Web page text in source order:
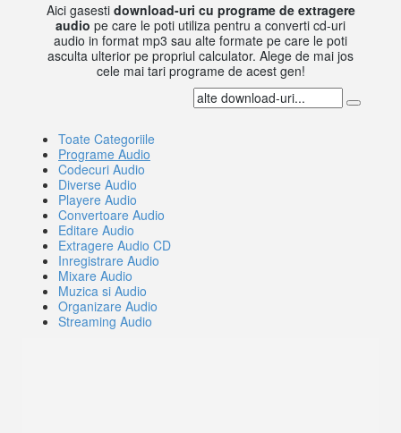
Aici gasesti download-uri cu programe de extragere
audio pe care le poti utiliza pentru a converti cd-uri
audio in format mp3 sau alte formate pe care le poti
asculta ulterior pe propriul calculator. Alege de mai jos
cele mai tari programe de acest gen!
Toate Categoriile
Programe Audio
Codecuri Audio
Diverse Audio
Playere Audio
Convertoare Audio
Editare Audio
Extragere Audio CD
Inregistrare Audio
Mixare Audio
Muzica si Audio
Organizare Audio
Streaming Audio